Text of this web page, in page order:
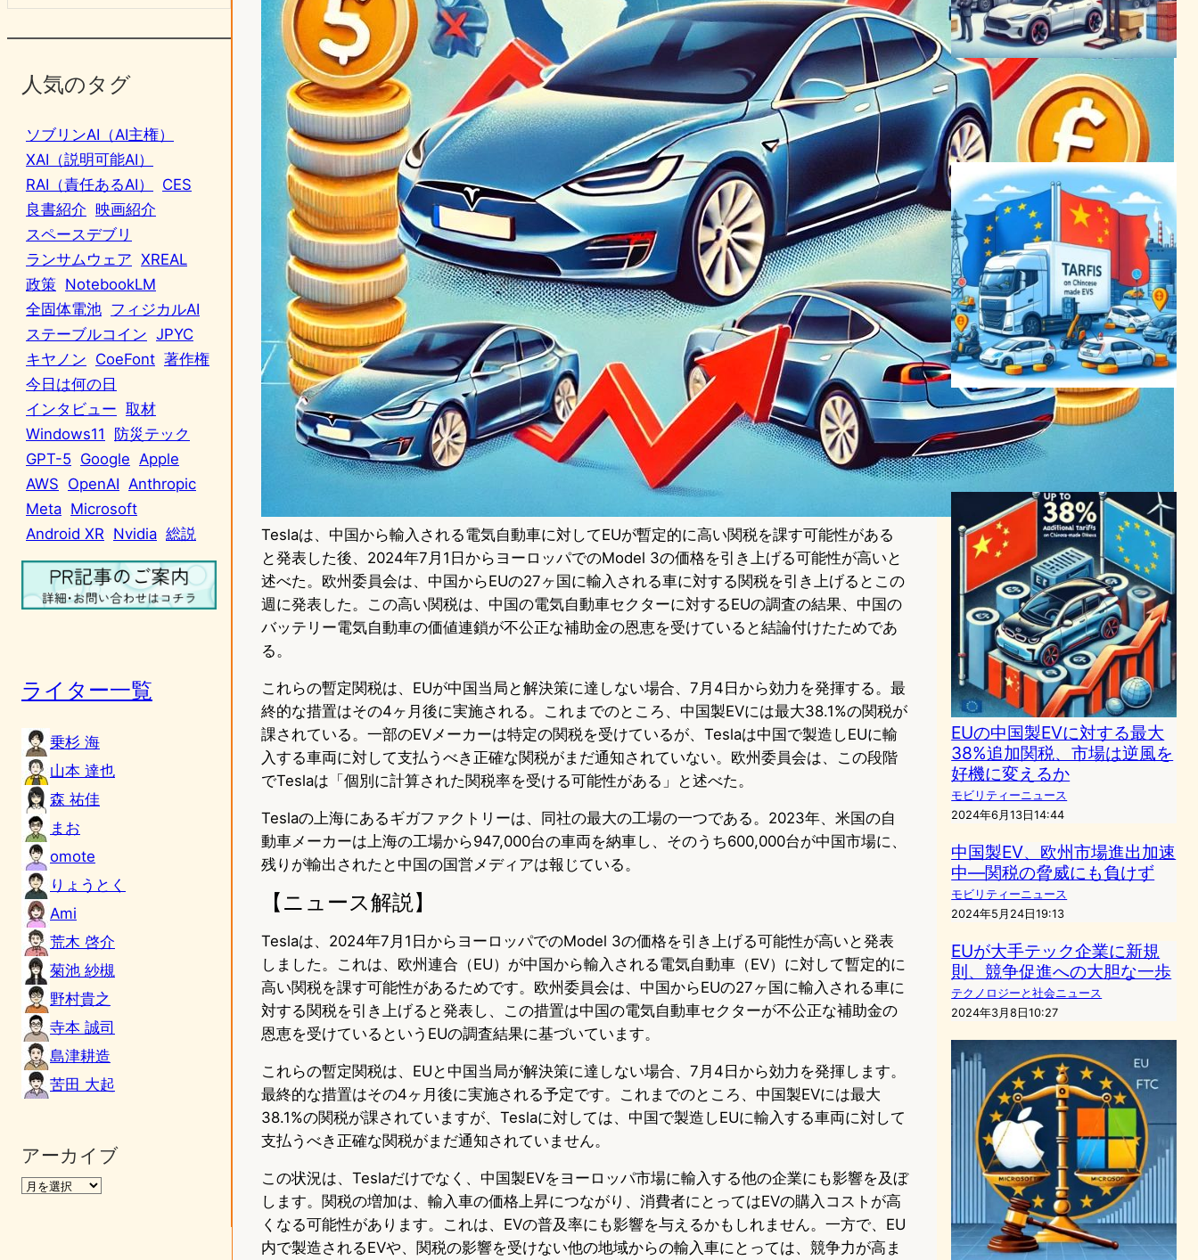
人気のタグ
ソブリンAI（AI主権）
XAI（説明可能AI）
RAI（責任あるAI）
CES
良書紹介 映画紹介
スペースデブリ
ランサムウェア XREAL
政策 NotebookLM
全固体電池 フィジカルAI
ステーブルコイン JPYC
キヤノン CoeFont 著作権
今日は何の日
インタビュー 取材
Windows11
防災テック
GPT-5 Google Apple
AWS OpenAI Anthropic
Meta Microsoft
Android XR Nvidia 総説
ライター一覧
乗杉 海
山本 達也
森 祐佳
まお
omote
りょうとく
Ami
荒木 啓介
菊池 紗槻
野村貴之
寺本 誠司
島津耕造
苦田 大起
アーカイブ
Teslaは、中国から輸入される電気自動車に対してEUが暫定的に高い関税を課す可能性がある
と発表した後、2024年7月1日からヨーロッパでのModel 3の価格を引き上げる可能性が高いと
述べた。欧州委員会は、中国からEUの27ヶ国に輸入される車に対する関税を引き上げるとこの
週に発表した。この高い関税は、中国の電気自動車セクターに対するEUの調査の結果、中国の
バッテリー電気自動車の価値連鎖が不公正な補助金の恩恵を受けていると結論付けたためであ
る。
これらの暫定関税は、EUが中国当局と解決策に達しない場合、7月4日から効力を発揮する。最
終的な措置はその4ヶ月後に実施される。これまでのところ、中国製EVには最大38.1%の関税が
課されている。一部のEVメーカーは特定の関税を受けているが、Teslaは中国で製造しEUに輸
入する車両に対して支払うべき正確な関税がまだ通知されていない。欧州委員会は、この段階
でTeslaは「個別に計算された関税率を受ける可能性がある」と述べた。
Teslaの上海にあるギガファクトリーは、同社の最大の工場の一つである。2023年、米国の自
動車メーカーは上海の工場から947,000台の車両を納車し、そのうち600,000台が中国市場に、
残りが輸出されたと中国の国営メディアは報じている。
【ニュース解説】
Teslaは、2024年7月1日からヨーロッパでのModel 3の価格を引き上げる可能性が高いと発表
しました。これは、欧州連合（EU）が中国から輸入される電気自動車（EV）に対して暫定的に
高い関税を課す可能性があるためです。欧州委員会は、中国からEUの27ヶ国に輸入される車に
対する関税を引き上げると発表し、この措置は中国の電気自動車セクターが不公正な補助金の
恩恵を受けているというEUの調査結果に基づいています。
これらの暫定関税は、EUと中国当局が解決策に達しない場合、7月4日から効力を発揮します。
最終的な措置はその4ヶ月後に実施される予定です。これまでのところ、中国製EVには最大
38.1%の関税が課されていますが、Teslaに対しては、中国で製造しEUに輸入する車両に対して
支払うべき正確な関税がまだ通知されていません。
この状況は、Teslaだけでなく、中国製EVをヨーロッパ市場に輸入する他の企業にも影響を及ぼ
します。関税の増加は、輸入車の価格上昇につながり、消費者にとってはEVの購入コストが高
くなる可能性があります。これは、EVの普及率にも影響を与えるかもしれません。一方で、EU
内で製造されるEVや、関税の影響を受けない他の地域からの輸入車にとっては、競争力が高ま
EU、中国製EVに高関税施行
へ：BYDやテスラに影響も
モビリティーニュース
2024年7月4日22:19
EU、中国製EVに高関税計画
―貿易緊張が再燃か
モビリティーニュース
2024年6月11日16:48
EUの中国製EVに対する最大
38%追加関税、市場は逆風を
好機に変えるか
モビリティーニュース
2024年6月13日14:44
中国製EV、欧州市場進出加速
中―関税の脅威にも負けず
モビリティーニュース
2024年5月24日19:13
EUが大手テック企業に新規
則、競争促進への大胆な一歩
テクノロジーと社会ニュース
2024年3月8日10:27